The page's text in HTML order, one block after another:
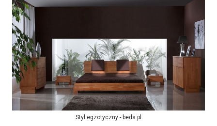
Styl egzotyczny - beds.pl